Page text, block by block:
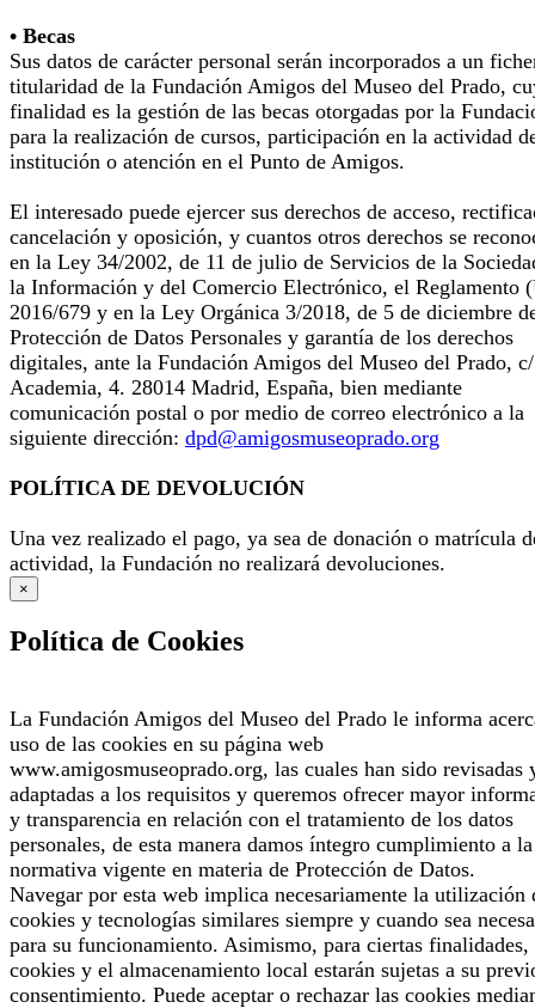
• Becas
Sus datos de carácter personal serán incorporados a un
titularidad de la Fundación Amigos del Museo del Prado,
finalidad es la gestión de las becas otorgadas por la
para la realización de cursos, participación en la actividad
institución o atención en el Punto de Amigos.
El interesado puede ejercer sus derechos de acceso,
cancelación y oposición, y cuantos otros derechos se
en la Ley 34/2002, de 11 de julio de Servicios de la
la Información y del Comercio Electrónico, el Reglamento
2016/679 y en la Ley Orgánica 3/2018, de 5 de diciembre
Protección de Datos Personales y garantía de los derechos
digitales, ante la Fundación Amigos del Museo del Prado,
Academia, 4. 28014 Madrid, España, bien mediante
comunicación postal o por medio de correo electrónico a la
siguiente dirección: dpd@amigosmuseoprado.org
POLÍTICA DE DEVOLUCIÓN
Una vez realizado el pago, ya sea de donación o matrícula
actividad, la Fundación no realizará devoluciones.
×
Política de Cookies
La Fundación Amigos del Museo del Prado le informa
uso de las cookies en su página web
www.amigosmuseoprado.org, las cuales han sido revisadas
adaptadas a los requisitos y queremos ofrecer mayor
y transparencia en relación con el tratamiento de los datos
personales, de esta manera damos íntegro cumplimiento a la
normativa vigente en materia de Protección de Datos.
Navegar por esta web implica necesariamente la utilización
cookies y tecnologías similares siempre y cuando sea
para su funcionamiento. Asimismo, para ciertas finalidades,
cookies y el almacenamiento local estarán sujetas a su
consentimiento. Puede aceptar o rechazar las cookies